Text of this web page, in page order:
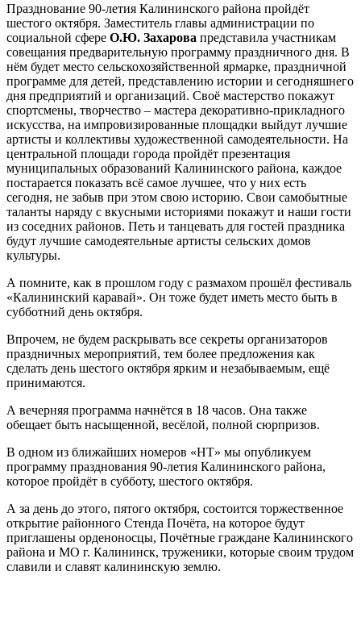
Празднование 90-летия Калининского района пройдёт
шестого октября. Заместитель главы администрации по
социальной сфере О.Ю. Захарова представила участникам
совещания предварительную программу праздничного дня. В
нём будет место сельскохозяйственной ярмарке, праздничной
программе для детей, представлению истории и сегодняшнего
дня предприятий и организаций. Своё мастерство покажут
спортсмены, творчество – мастера декоративно-прикладного
искусства, на импровизированные площадки выйдут лучшие
артисты и коллективы художественной самодеятельности. На
центральной площади города пройдёт презентация
муниципальных образований Калининского района, каждое
постарается показать всё самое лучшее, что у них есть
сегодня, не забыв при этом свою историю. Свои самобытные
таланты наряду с вкусными историями покажут и наши гости
из соседних районов. Петь и танцевать для гостей праздника
будут лучшие самодеятельные артисты сельских домов
культуры.
А помните, как в прошлом году с размахом прошёл фестиваль
«Калининский каравай». Он тоже будет иметь место быть в
субботний день октября.
Впрочем, не будем раскрывать все секреты организаторов
праздничных мероприятий, тем более предложения как
сделать день шестого октября ярким и незабываемым, ещё
принимаются.
А вечерняя программа начнётся в 18 часов. Она также
обещает быть насыщенной, весёлой, полной сюрпризов.
В одном из ближайших номеров «НТ» мы опубликуем
программу празднования 90-летия Калининского района,
которое пройдёт в субботу, шестого октября.
А за день до этого, пятого октября, состоится торжественное
открытие районного Стенда Почёта, на которое будут
приглашены орденоносцы, Почётные граждане Калининского
района и МО г. Калининск, труженики, которые своим трудом
славили и славят калининскую землю.